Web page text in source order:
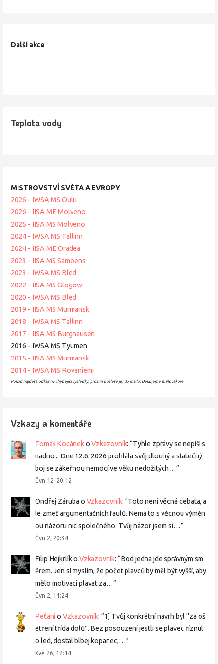
Další akce
Teplota vody
MISTROVSTVÍ SVĚTA A EVROPY
2026 - IWSA MS Oulu
2026 - IISA ME Molveno
2025 - IISA MS Molveno
2024 - IWSA MS Tallinn
2024 - IISA ME Oradea
2023 - IISA MS Samoens
2023 - IWSA MS Bled
2022 - IISA MS Glogow
2020 - IWSA MS Bled
2019 - IISA MS Murmansk
2018 - IWSA MS Tallinn
2017 - IISA MS Burghausen
2016 - IWSA MS Tyumen
2015 - IISA MS Murmansk
2014 - IWSA MS Rovaniemi
Pokud najdete odkaz na chybějící výsledky, prosím pošlete jej do mailu. Děkujeme R. Nováková
Vzkazy a komentáře
Tomáš KocánekoVzkazovník: “Tyhle zprávy se nepíší s
nadno... Dne 12.6. 2026 prohlála svůj dlouhý a statečný
boj se zákeřnou nemocí ve věku nedožitých…”
Čvn 12, 20:12
Ondřej Záruba oVzkazovník: “Toto není věcná debata, a
le zmeť argumentačních faulů. Nemá to s věcnou výměn
ou názoru nic společného. Tvůj názor jsem si…”
Čvn 2, 20:34
Filip HejkrlíkoVzkazovník: “Bod jedna jde správným sm
ěrem. Jen si myslím, že počet plavců by měl být vyšší, aby
mělo motivaci plavat za…”
Čvn 2, 11:24
Peťani oVzkazovník: “1) Tvůj konkrétní návrh byl "za oš
etření třída dolů". Bez posouzení jestli se plavec říznul
o led, dostal blbej kopanec,…”
Kvě 26, 12:14